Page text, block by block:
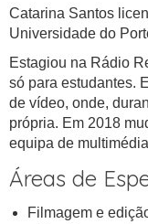
Catarina Santos
Universidade do
Estagiou na Rádio
só para estudantes.
de vídeo, onde,
própria. Em 2018
equipa de
Áreas de
Filmagem e